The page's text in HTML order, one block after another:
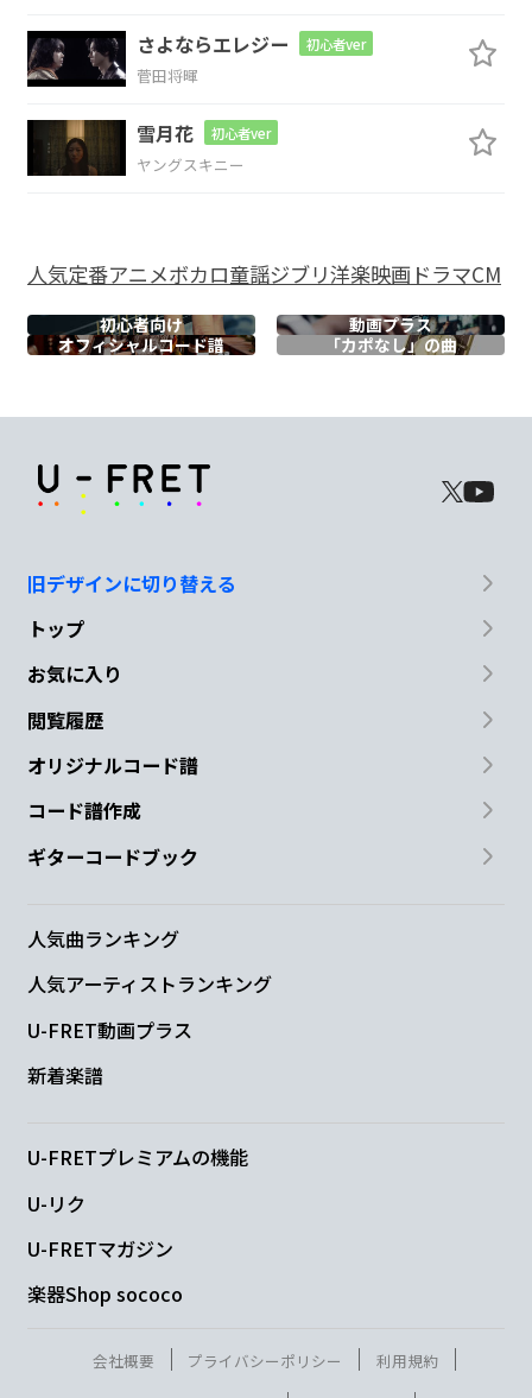
Am7
優れたモノのみ あの2文字
C
敵わない
散っては咲いての
C
Dm7
無数の目に晒されるstage
Dm7
今全て露に
Fmaj7
消 えてく 然と
難攻
Fmaj7
不落を目の 前に
Fmaj7
き荒れる
さよならエレジー 初心者ver
菅田将暉
雪月花 初心者ver
ヤングスキニー
人気定番アニメボカロ童謡ジブリ洋楽映画ドラマCM
初心者向け
動画プラス
オフィシャルコード譜 「カポなし」の曲
旧デザインに切り替える
トップ
お気に入り
閲覧履歴
オリジナルコード譜
コード譜作成
ギターコードブック
人気曲ランキング
人気アーティストランキング
U-FRET動画プラス
新着楽譜
U-FRETプレミアムの機能
U-リク
U-FRETマガジン
楽器Shop sococo
会社概要 プライバシーポリシー
利用規約